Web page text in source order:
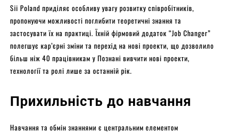
Sii Poland приділяє особливу увагу розвитку співробітників,
пропонуючи можливості поглибити теоретичні знання та
застосувати їх на практиці. Їхній фірмовий додаток “Job Changer”
полегшує кар’єрні зміни та перехід на нові проекти, що дозволило
більш ніж 40 працівникам у Познані вивчити нові проекти,
технології та ролі лише за останній рік.
Прихильність до навчання
Навчання та обмін знаннями є центральним елементом